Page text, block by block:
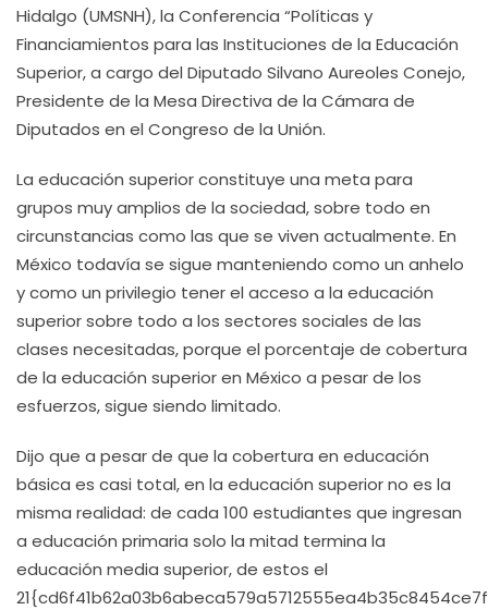
Hidalgo (UMSNH), la Conferencia “Políticas y
Financiamientos para las Instituciones de la Educación
Superior, a cargo del Diputado Silvano Aureoles Conejo,
Presidente de la Mesa Directiva de la Cámara de
Diputados en el Congreso de la Unión.
La educación superior constituye una meta para
grupos muy amplios de la sociedad, sobre todo en
circunstancias como las que se viven actualmente. En
México todavía se sigue manteniendo como un anhelo
y como un privilegio tener el acceso a la educación
superior sobre todo a los sectores sociales de las
clases necesitadas, porque el porcentaje de cobertura
de la educación superior en México a pesar de los
esfuerzos, sigue siendo limitado.
Dijo que a pesar de que la cobertura en educación
básica es casi total, en la educación superior no es la
misma realidad: de cada 100 estudiantes que ingresan
a educación primaria solo la mitad termina la
educación media superior, de estos el